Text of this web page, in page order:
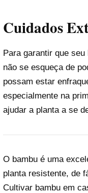
Cuidados
Para garantir que
não se esqueça de
possam estar
especialmente na
ajudar a planta a se
O bambu é uma
planta resistente, de
Cultivar bambu em